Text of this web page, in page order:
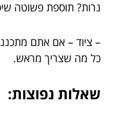
נרות? תוספת פשוטה
– ציוד – אם אתם
כל מה שצריך מראש.
שאלות נפוצות: